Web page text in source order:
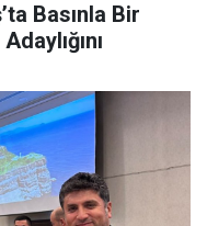
Basınla Bir